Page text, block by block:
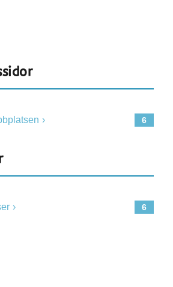
6
6